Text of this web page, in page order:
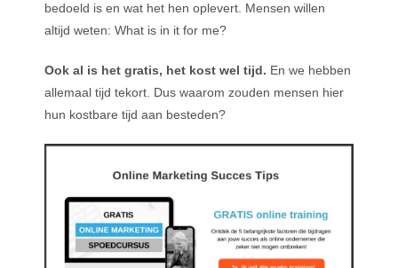
bedoeld is en wat het hen oplevert. Mensen willen
altijd weten: What is in it for me?
Ook al is het gratis, het kost wel tijd. En we hebben
allemaal tijd tekort. Dus waarom zouden mensen hier
hun kostbare tijd aan besteden?